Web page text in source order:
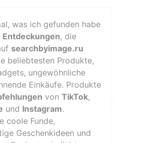
was ich gefunden habe
Entdeckungen, die
searchbyimage.ru
beliebtesten Produkte,
ungewöhnliche
Einkäufe. Produkte
von TikTok,
und Instagram.
coole Funde,
Geschenkideen und